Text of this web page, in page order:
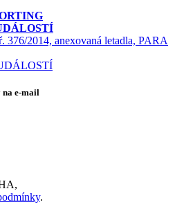
376/2014, anexovaná letadla, PARA
e-mail
.